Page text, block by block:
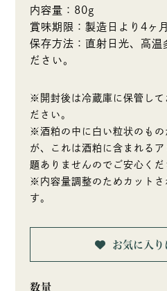
内容量：80g
賞味期限：製造日より4ヶ月
保存方法：直射日光、高温
ださい。
※開封後は冷蔵庫に保管して
ださい。
※酒粕の中に白い粒状のも
が、これは酒粕に含まれる
題ありませんのでご安心くだ
※内容量調整のためカットさ
す。
お気に入り